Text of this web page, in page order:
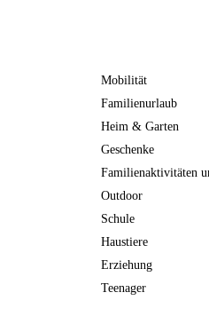
Mobilität
Familienurlaub
Heim & Garten
Geschenke
Familienaktivitäten
Outdoor
Schule
Haustiere
Erziehung
Teenager